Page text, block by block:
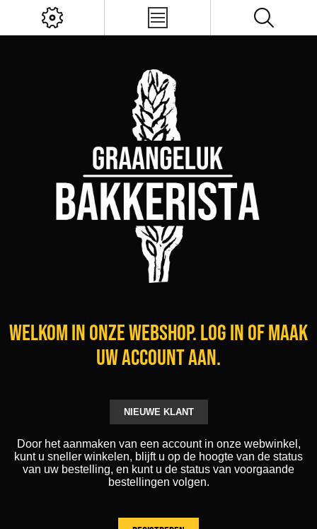
Welkom in onze webshop. Log in of maak
uw account aan.
NIEUWE KLANT
Door het aanmaken van een account in onze webwinkel,
kunt u sneller winkelen, blijft u op de hoogte van de status
van uw bestelling, en kunt u de status van voorgaande
bestellingen volgen.